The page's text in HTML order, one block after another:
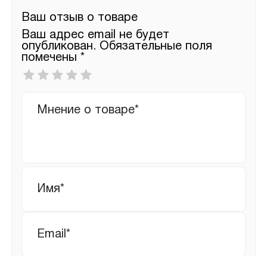
Ваш отзыв о товаре
Ваш адрес email не будет
опубликован. Обязательные поля
помечены *
Ваша
оценка
отзыв